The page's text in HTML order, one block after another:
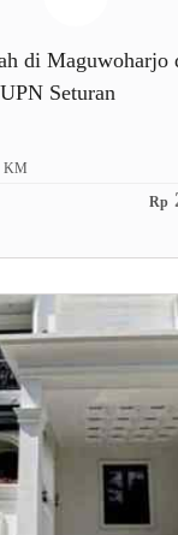
di Maguwoharjo
Seturan
KM
Rp